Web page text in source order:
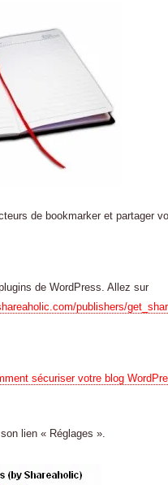
de bookmarker et partager
de WordPress. Allez sur
publishers/
sécuriser votre blog
lien « Réglages ».